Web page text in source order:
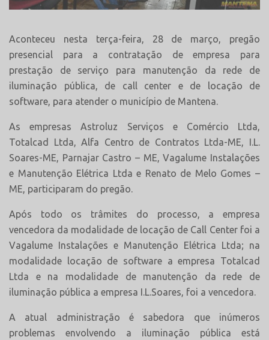
Aconteceu nesta terça-feira, 28 de março, pregão
presencial para a contratação de empresa para
prestação de serviço para manutenção da rede de
iluminação pública, de call center e de locação de
software, para atender o município de Mantena.
As empresas Astroluz Serviços e Comércio Ltda,
Totalcad Ltda, Alfa Centro de Contratos Ltda-ME, I.L.
Soares-ME, Parnajar Castro – ME, Vagalume Instalações
e Manutenção Elétrica Ltda e Renato de Melo Gomes –
ME, participaram do pregão.
Após todo os trâmites do processo, a empresa
vencedora da modalidade de locação de Call Center foi a
Vagalume Instalações e Manutenção Elétrica Ltda; na
modalidade locação de software a empresa Totalcad
Ltda e na modalidade de manutenção da rede de
iluminação pública a empresa I.L.Soares, foi a vencedora.
A atual administração é sabedora que inúmeros
problemas envolvendo a iluminação pública está